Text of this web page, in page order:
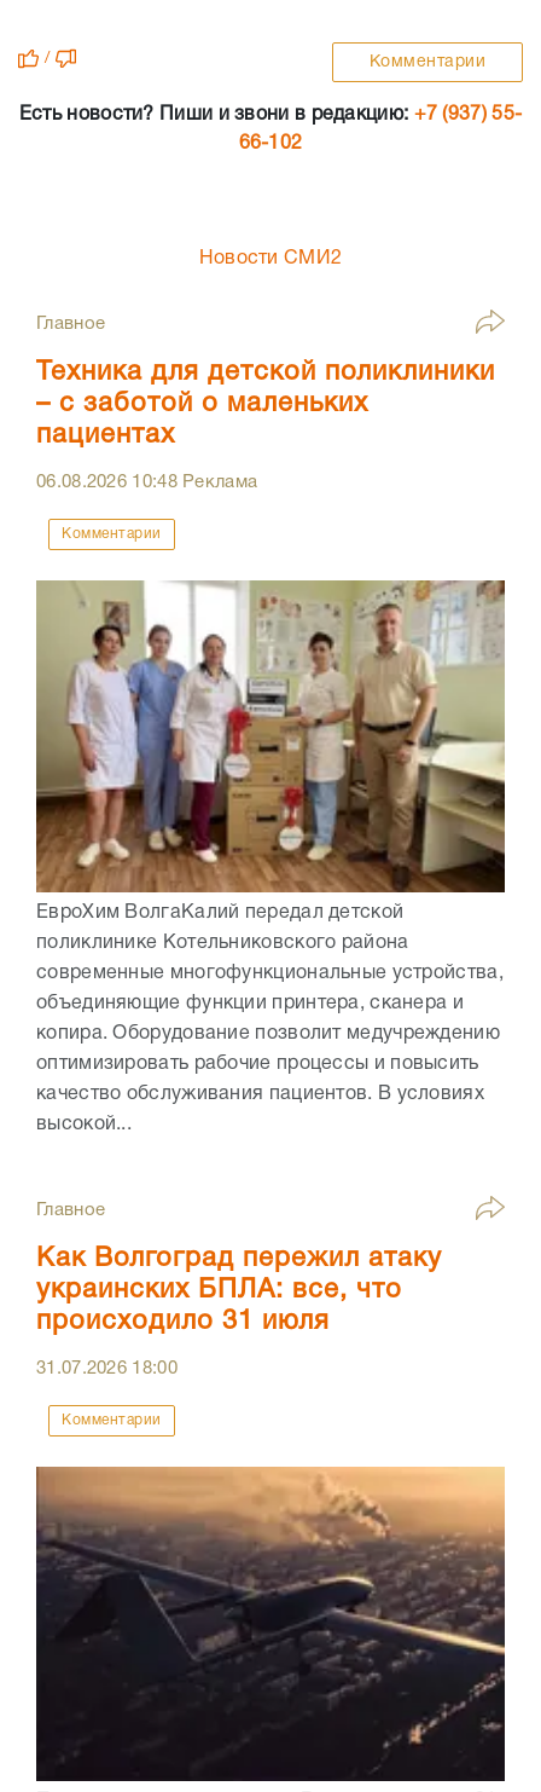
/ Комментарии
Есть новости? Пиши и звони в редакцию: +7 (937) 55-
66-102
Новости СМИ2
Главное
Техника для детской поликлиники
– с заботой о маленьких
пациентах
06.08.2026 10:48Реклама
Комментарии
ЕвроХим ВолгаКалий передал детской
поликлинике Котельниковского района
современные многофункциональные устройства,
объединяющие функции принтера, сканера и
копира. Оборудование позволит медучреждению
оптимизировать рабочие процессы и повысить
качество обслуживания пациентов. В условиях
высокой...
Главное
Как Волгоград пережил атаку
украинских БПЛА: все, что
происходило 31 июля
31.07.2026 18:00
Комментарии